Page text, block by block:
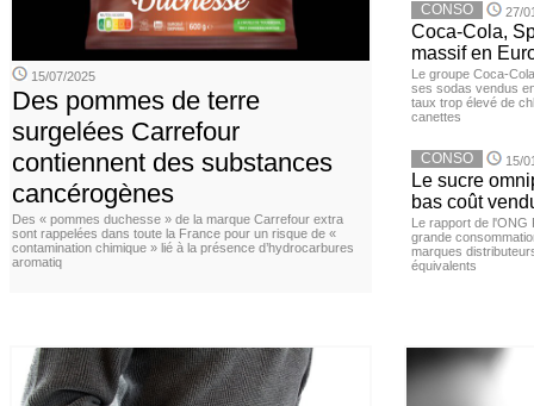
15/07/2025
Des pommes de terre
surgelées Carrefour
contiennent des substances
cancérogènes
Des « pommes duchesse » de la marque Carrefour extra
sont rappelées dans toute la France pour un risque de «
contamination chimique » lié à la présence d’hydrocarbures
aromatiq
CONSO 27/
Coca-Cola,
massif en
Le groupe Coca-
ses sodas vendus
taux trop élevé de
canettes
CONSO 15/
Le sucre
bas coût
Le rapport de l'ONG
grande
marques
équivalents